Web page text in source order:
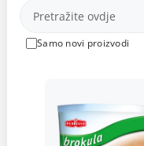
Samo novi proizvodi